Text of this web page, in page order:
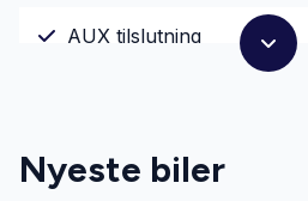
AUX tilslutning
Centrallås
Nyeste biler